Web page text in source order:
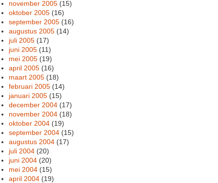
november 2005 (15)
oktober 2005 (16)
september 2005 (16)
augustus 2005 (14)
juli 2005 (17)
juni 2005 (11)
mei 2005 (19)
april 2005 (16)
maart 2005 (18)
februari 2005 (14)
januari 2005 (15)
december 2004 (17)
november 2004 (18)
oktober 2004 (19)
september 2004 (15)
augustus 2004 (17)
juli 2004 (20)
juni 2004 (20)
mei 2004 (15)
april 2004 (19)